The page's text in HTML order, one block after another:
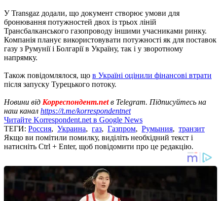
У Transgaz додали, що документ створює умови для
бронювання потужностей двох із трьох ліній
Трансбалканського газопроводу іншими учасниками ринку.
Компанія планує використовувати потужності як для поставок
газу з Румунії і Болгарії в Україну, так і у зворотному
напрямку.
Також повідомлялося, що в Україні оцінили фінансові втрати
після запуску Турецького потоку.
Новини від Корреспондент.netв Telegram. Підписуйтесь на
наш канал https://t.me/korrespondentnet
Читайте Korrespondent.net в Google News
ТЕГИ: Россия, Украина, газ, Газпром, Румыния, транзит
Якщо ви помітили помилку, виділіть необхідний текст і
натисніть Ctrl + Enter, щоб повідомити про це редакцію.